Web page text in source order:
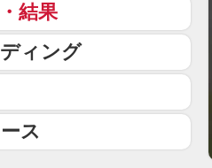
結果
ィング
ス